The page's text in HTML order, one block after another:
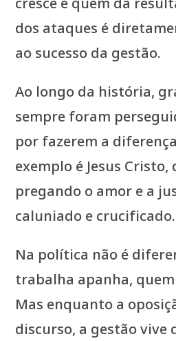
dos ataques é
ao sucesso da gestão.
Ao longo da história,
sempre foram
por fazerem a
exemplo é Jesus Cristo,
pregando o amor e a
caluniado e crucificado.
Na política não é
trabalha apanha,
Mas enquanto a
discurso, a gestão vive